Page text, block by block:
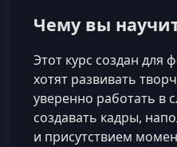
Чему вы
Этот курс создан для
хотят развивать
уверенно работать в
создавать кадры,
и присутствием